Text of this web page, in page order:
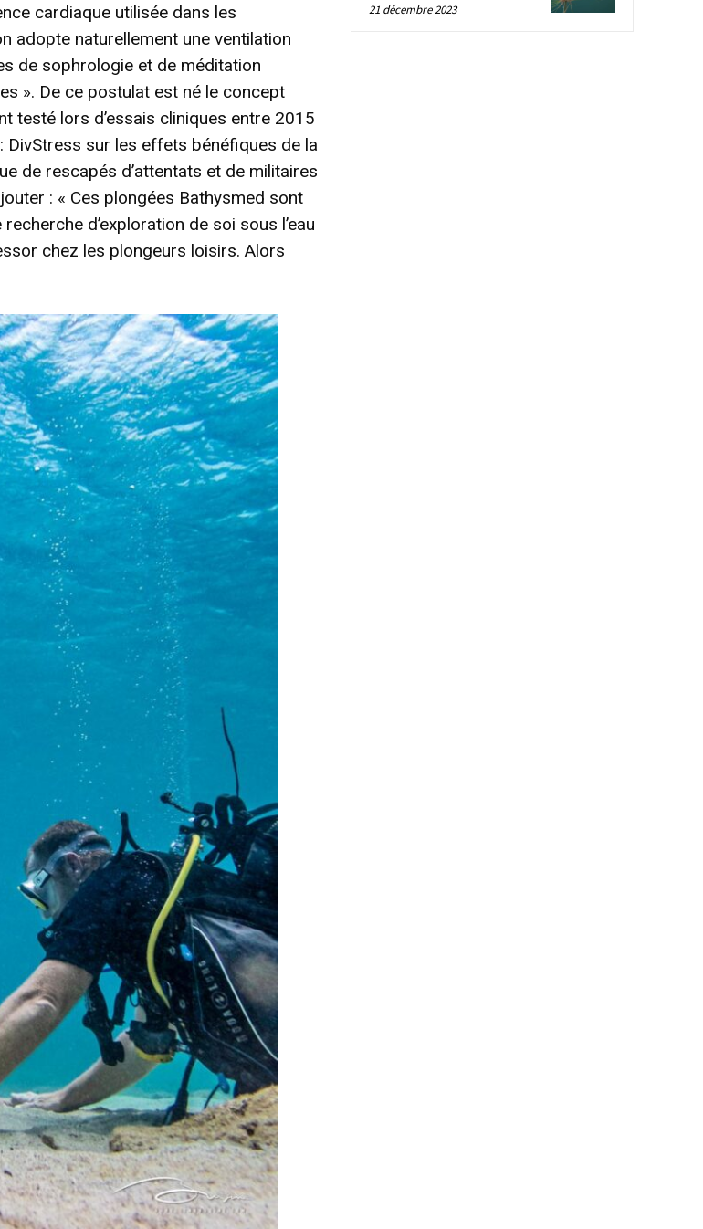
cardiaque utilisée dans les
adopte naturellement une ventilation
de sophrologie et de méditation
». De ce postulat est né le concept
testé lors d’essais cliniques entre 2015
DivStress sur les effets bénéfiques de la
de rescapés d’attentats et de militaires
: « Ces plongées Bathysmed sont
d’exploration de soi sous l’eau
chez les plongeurs loisirs. Alors
21 décembre 2023